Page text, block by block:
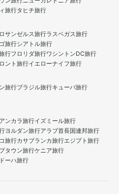
旅行タヒチ旅行
ロサンゼルス旅行ラスベガス旅行
旅行シアトル旅行
行フロリダ旅行ワシントンDC旅行
ント旅行イエローナイフ旅行
旅行ブラジル旅行キューバ旅行
アンカラ旅行イズミール旅行
ヨルダン旅行アラブ首長国連邦旅行
旅行カサブランカ旅行エジプト旅行
タウン旅行ケニア旅行
ドーハ旅行